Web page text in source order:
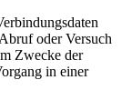
oder Versuch
Zwecke der
in einer